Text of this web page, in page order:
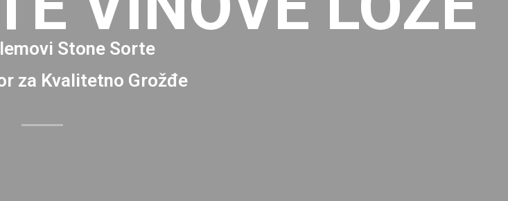
Stone Sorte
za Kvalitetno Grožđe